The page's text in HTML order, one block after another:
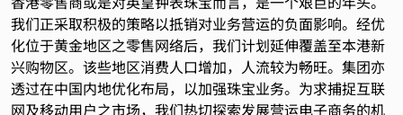
我们正采取积极的策略以抵销对业务营运的负面影响。经优
化位于黄金地区之零售网络后，我们计划延伸覆盖至本港新
兴购物区。该些地区消费人口增加，人流较为畅旺。集团亦
透过在中国内地优化布局，以加强珠宝业务。为求捕捉互联
网及移动用户之市场，我们热切探索发展营运电子商务的机